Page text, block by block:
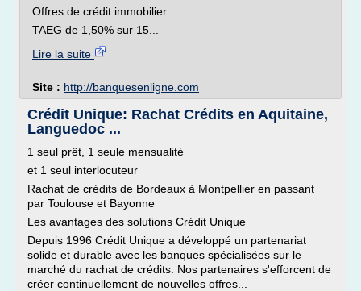
Offres de crédit immobilier
TAEG de 1,50% sur 15...
Lire la suite
Site : http://banquesenligne.com
Crédit Unique: Rachat Crédits en Aquitaine,
Languedoc ...
1 seul prêt, 1 seule mensualité
et 1 seul interlocuteur
Rachat de crédits de Bordeaux à Montpellier en passant
par Toulouse et Bayonne
Les avantages des solutions Crédit Unique
Depuis 1996 Crédit Unique a développé un partenariat
solide et durable avec les banques spécialisées sur le
marché du rachat de crédits. Nos partenaires s'efforcent de
créer continuellement de nouvelles offres...